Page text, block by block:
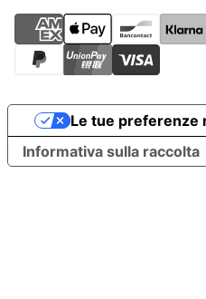
Informativa sulla raccolta
Le tue preferenze